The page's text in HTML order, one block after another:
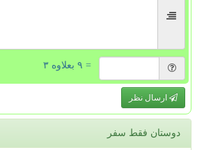
= ۹ بعلاوه ۳
ارسال نظر
دوستان فقط سفر